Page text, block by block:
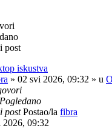
post
iskustva
» 02 svi 2026, 09:32 » u
Pogledano
postPostao/la fibra
2026, 09:32